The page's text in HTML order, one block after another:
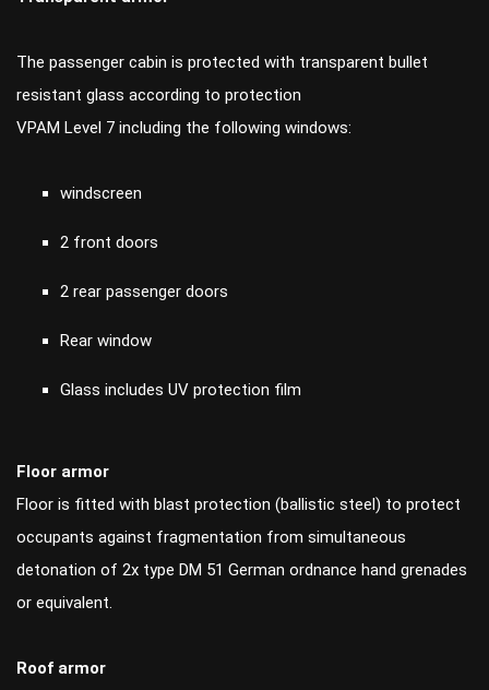
The passenger cabin is protected with transparent bullet
resistant glass according to protection
VPAM Level 7 including the following windows:
windscreen
2 front doors
2 rear passenger doors
Rear window
Glass includes UV protection film
Floor armor
Floor is fitted with blast protection (ballistic steel) to protect
occupants against fragmentation from simultaneous
detonation of 2x type DM 51 German ordnance hand grenades
or equivalent.
Roof armor